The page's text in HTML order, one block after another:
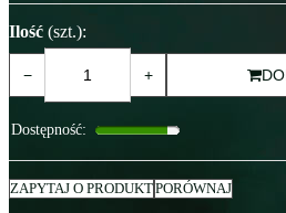
Ilość (szt.):
− +
Dostępność:
ZAPYTAJ O PRODUKTPORÓWNAJ